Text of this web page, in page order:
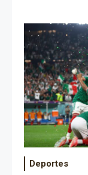
Deportes